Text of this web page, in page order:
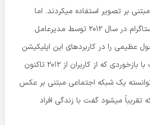
بر تصویر استفاده میکردند. اما
خریداری شرکت اینستاگرام در سال 2012 توسط مدیرعامل
را در کاربردهای این اپلیکیشن
ایجاد کرد. فیس‌بوک با بازخوردی که از کاربران از 2012 تاکنون
یک شبکه اجتماعی مبتنی بر عکس
تقریباً میشود گفت با زندگی افراد